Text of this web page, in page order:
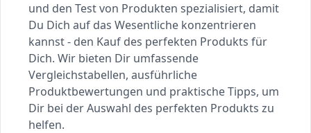
und den Test von Produkten spezialisiert, damit
Du Dich auf das Wesentliche konzentrieren
kannst - den Kauf des perfekten Produkts für
Dich. Wir bieten Dir umfassende
Vergleichstabellen, ausführliche
Produktbewertungen und praktische Tipps, um
Dir bei der Auswahl des perfekten Produkts zu
helfen.